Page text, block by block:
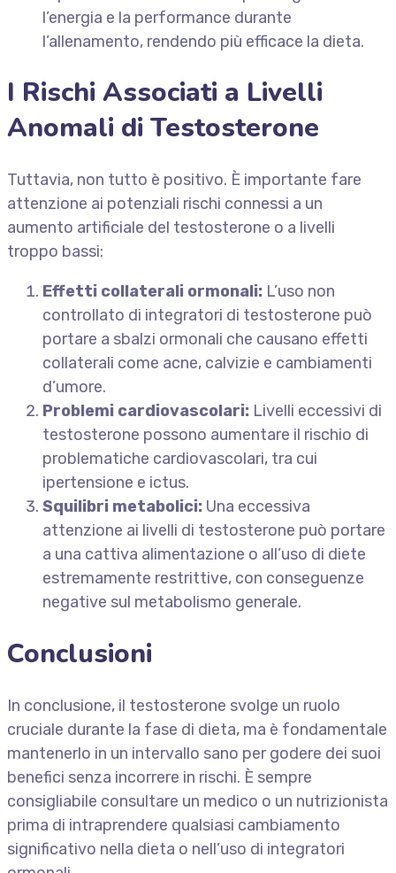
l’energia e la performance durante
l’allenamento, rendendo più efficace la dieta.
I Rischi Associati a Livelli
Anomali di Testosterone
Tuttavia, non tutto è positivo. È importante fare
attenzione ai potenziali rischi connessi a un
aumento artificiale del testosterone o a livelli
troppo bassi:
Effetti collaterali ormonali: L’uso non
controllato di integratori di testosterone può
portare a sbalzi ormonali che causano effetti
collaterali come acne, calvizie e cambiamenti
d’umore.
Problemi cardiovascolari: Livelli eccessivi di
testosterone possono aumentare il rischio di
problematiche cardiovascolari, tra cui
ipertensione e ictus.
Squilibri metabolici: Una eccessiva
attenzione ai livelli di testosterone può portare
a una cattiva alimentazione o all’uso di diete
estremamente restrittive, con conseguenze
negative sul metabolismo generale.
Conclusioni
In conclusione, il testosterone svolge un ruolo
cruciale durante la fase di dieta, ma è fondamentale
mantenerlo in un intervallo sano per godere dei suoi
benefici senza incorrere in rischi. È sempre
consigliabile consultare un medico o un nutrizionista
prima di intraprendere qualsiasi cambiamento
significativo nella dieta o nell’uso di integratori